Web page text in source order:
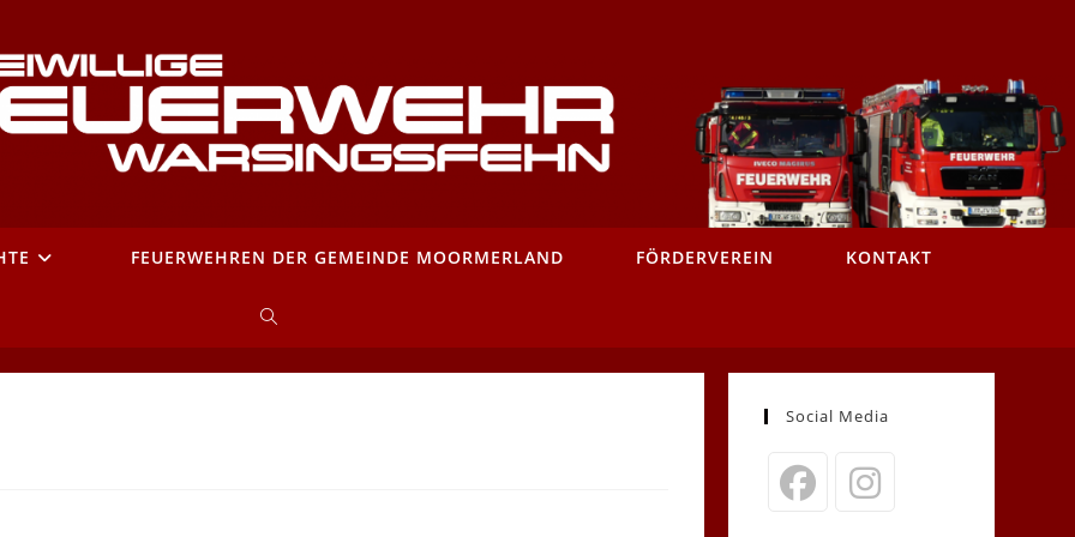
FEUERWEHREN DER GEMEINDE MOORMERLAND FÖRDERVEREIN KONTAKT
WEBSITE-
SUCHE
Social Media